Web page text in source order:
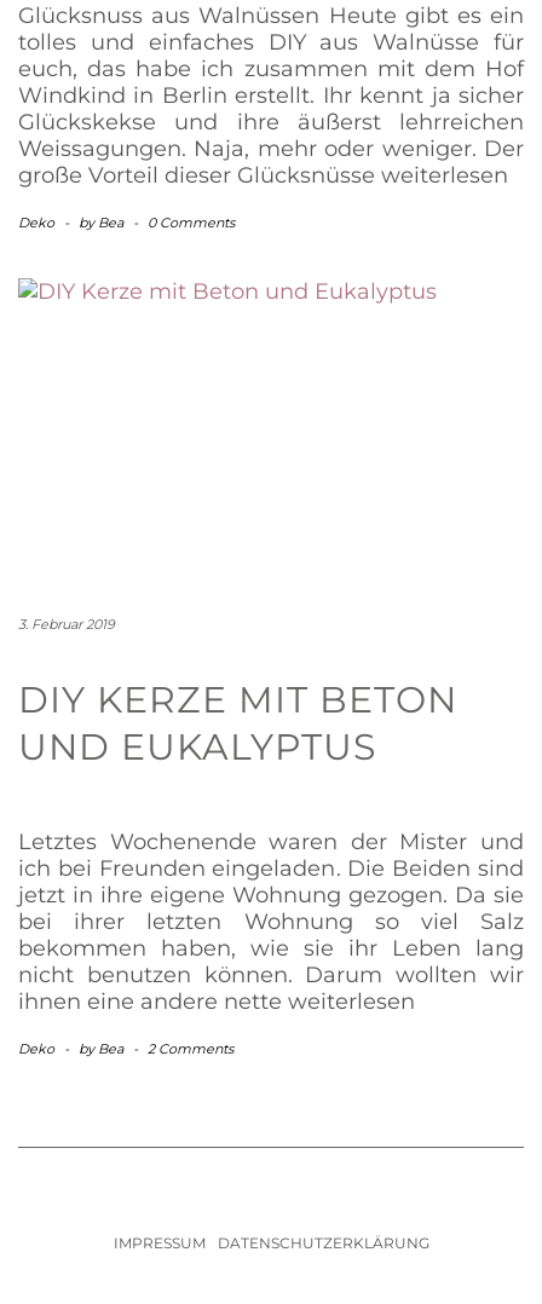
Glücksnuss aus Walnüssen Heute gibt es ein
tolles und einfaches DIY aus Walnüsse für
euch, das habe ich zusammen mit dem Hof
Windkind in Berlin erstellt. Ihr kennt ja sicher
Glückskekse und ihre äußerst lehrreichen
Weissagungen. Naja, mehr oder weniger. Der
große Vorteil dieser Glücksnüsse weiterlesen
Deko - byBea - 0 Comments
3. Februar 2019
DIY KERZE MIT BETON
UND EUKALYPTUS
Letztes Wochenende waren der Mister und
ich bei Freunden eingeladen. Die Beiden sind
jetzt in ihre eigene Wohnung gezogen. Da sie
bei ihrer letzten Wohnung so viel Salz
bekommen haben, wie sie ihr Leben lang
nicht benutzen können. Darum wollten wir
ihnen eine andere nette weiterlesen
Deko - byBea - 2 Comments
IMPRESSUM DATENSCHUTZERKLÄRUNG